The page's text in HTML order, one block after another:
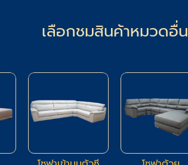
เลือกชมสินค้าหมวดอื่น